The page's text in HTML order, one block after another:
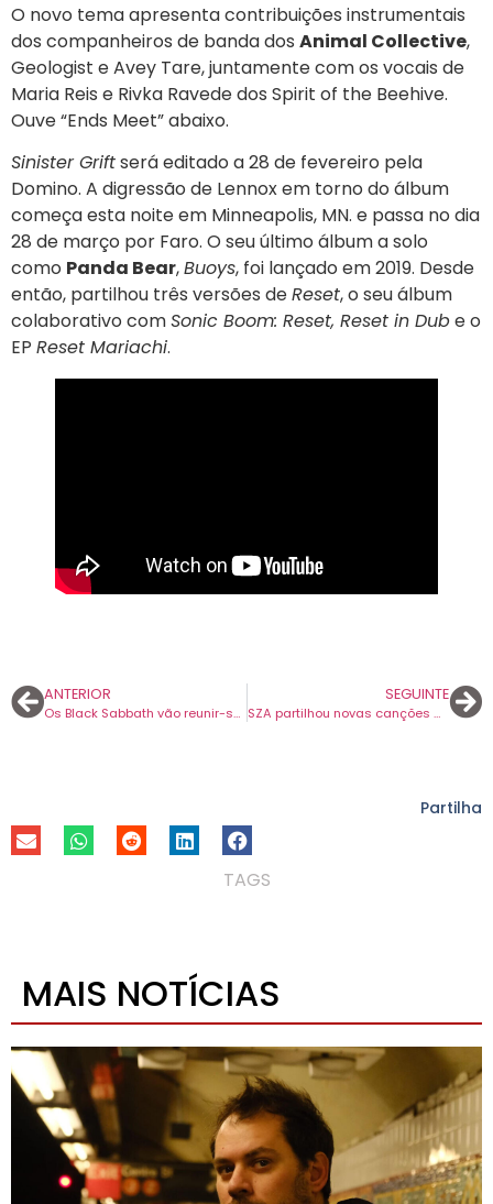
O novo tema apresenta contribuições instrumentais
dos companheiros de banda dos Animal Collective,
Geologist e Avey Tare, juntamente com os vocais de
Maria Reis e Rivka Ravede dos Spirit of the Beehive.
Ouve “Ends Meet” abaixo.
Sinister Griftserá editado a 28 de fevereiro pela
Domino. A digressão de Lennox em torno do álbum
começa esta noite em Minneapolis, MN. e passa no dia
28 de março por Faro. O seu último álbum a solo
como Panda Bear,Buoys, foi lançado em 2019. Desde
então, partilhou três versões deReset, o seu álbum
colaborativo comSonic Boom: Reset, Reset in Dube o
EP Reset Mariachi.
ANTERIOR
Os Black Sabbath vão reunir-se pela última vez e vão ter ao lado convidados de luxo.
SEGUINTE
SZA partilhou novas canções antes do Super Bowl. Fazem partem de ‘SOS (Deluxe)’.
Partilha
TAGS
MAIS NOTÍCIAS